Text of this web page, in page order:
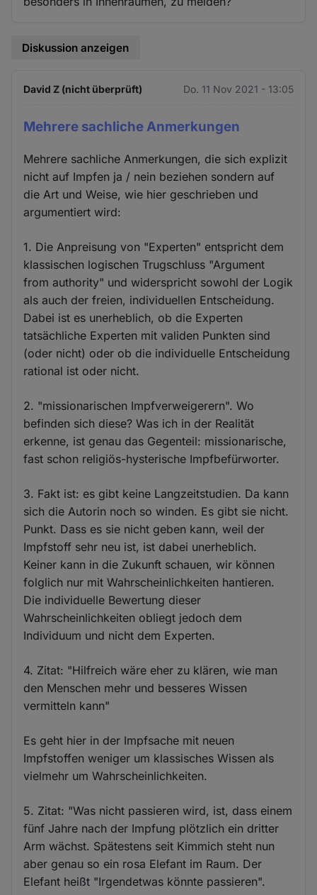
Diskussion anzeigen
David Z (nicht überprüft) Do. 11 Nov 2021 - 13:05
Mehrere sachliche Anmerkungen
Mehrere sachliche Anmerkungen, die sich explizit
nicht auf Impfen ja / nein beziehen sondern auf
die Art und Weise, wie hier geschrieben und
argumentiert wird:
1. Die Anpreisung von "Experten" entspricht dem
klassischen logischen Trugschluss "Argument
from authority" und widerspricht sowohl der Logik
als auch der freien, individuellen Entscheidung.
Dabei ist es unerheblich, ob die Experten
tatsächliche Experten mit validen Punkten sind
(oder nicht) oder ob die individuelle Entscheidung
rational ist oder nicht.
2. "missionarischen Impfverweigerern". Wo
befinden sich diese? Was ich in der Realität
erkenne, ist genau das Gegenteil: missionarische,
fast schon religiös-hysterische Impfbefürworter.
3. Fakt ist: es gibt keine Langzeitstudien. Da kann
sich die Autorin noch so winden. Es gibt sie nicht.
Punkt. Dass es sie nicht geben kann, weil der
Impfstoff sehr neu ist, ist dabei unerheblich.
Keiner kann in die Zukunft schauen, wir können
folglich nur mit Wahrscheinlichkeiten hantieren.
Die individuelle Bewertung dieser
Wahrscheinlichkeiten obliegt jedoch dem
Individuum und nicht dem Experten.
4. Zitat: "Hilfreich wäre eher zu klären, wie man
den Menschen mehr und besseres Wissen
vermitteln kann"
Es geht hier in der Impfsache mit neuen
Impfstoffen weniger um klassisches Wissen als
vielmehr um Wahrscheinlichkeiten.
5. Zitat: "Was nicht passieren wird, ist, dass einem
fünf Jahre nach der Impfung plötzlich ein dritter
Arm wächst. Spätestens seit Kimmich steht nun
aber genau so ein rosa Elefant im Raum. Der
Elefant heißt "Irgendetwas könnte passieren".